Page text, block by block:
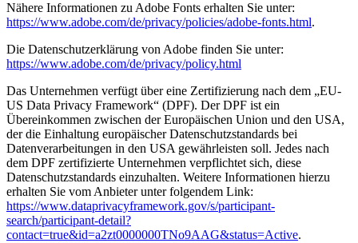
Nähere Informationen zu Adobe Fonts erhalten Sie unter:
https://www.adobe.com/de/privacy/policies/adobe-fonts.html.
Die Datenschutzerklärung von Adobe finden Sie unter:
https://www.adobe.com/de/privacy/policy.html
Das Unternehmen verfügt über eine Zertifizierung nach dem „EU-
US Data Privacy Framework“ (DPF). Der DPF ist ein
Übereinkommen zwischen der Europäischen Union und den USA,
der die Einhaltung europäischer Datenschutzstandards bei
Datenverarbeitungen in den USA gewährleisten soll. Jedes nach
dem DPF zertifizierte Unternehmen verpflichtet sich, diese
Datenschutzstandards einzuhalten. Weitere Informationen hierzu
erhalten Sie vom Anbieter unter folgendem Link:
https://www.dataprivacyframework.gov/s/participant-
search/participant-detail?
contact=true&id=a2zt0000000TNo9AAG&status=Active.